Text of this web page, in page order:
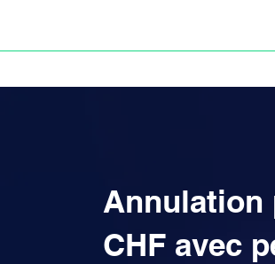
Annulation
CHF avec